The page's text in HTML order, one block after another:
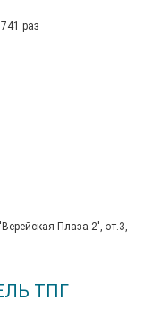
741 раз
Плаза-2', эт.3,
ТПГ